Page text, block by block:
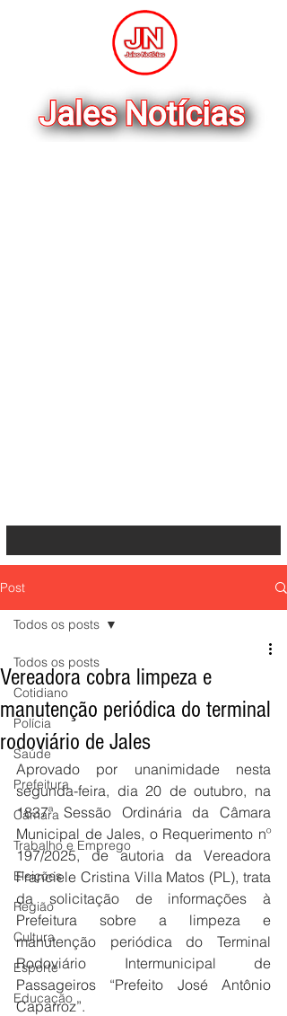
Post
Todos os posts
Cotidiano
Polícia
Saúde
Prefeitura
Câmara
Trabalho e Emprego
Eleições
Região
Cultura
Esporte
Educação
Todos os posts
Vereadora cobra limpeza e
manutenção periódica do terminal
rodoviário de Jales
Aprovado por unanimidade nesta
segunda-feira, dia 20 de outubro, na
1837ª Sessão Ordinária da Câmara
Municipal de Jales, o Requerimento nº
197/2025, de autoria da Vereadora
Franciele Cristina Villa Matos (PL), trata
da solicitação de informações à
Prefeitura sobre a limpeza e
manutenção periódica do Terminal
Rodoviário Intermunicipal de
Passageiros “Prefeito José Antônio
Caparroz”.